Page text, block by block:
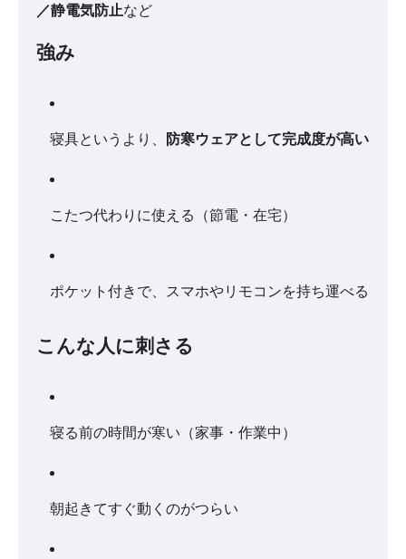
／静電気防止など
強み
寝具というより、 防寒ウェアとして完成度が高い
こたつ代わりに使える（節電・在宅）
ポケット付きで、スマホやリモコンを持ち運べる
こんな人に刺さる
寝る前の時間が寒い（家事・作業中）
朝起きてすぐ動くのがつらい